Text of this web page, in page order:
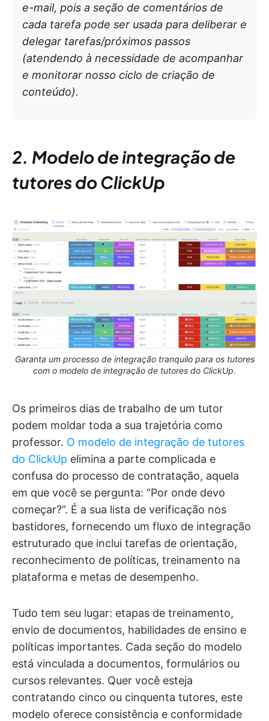
e-mail, pois a seção de comentários de
cada tarefa pode ser usada para deliberar e
delegar tarefas/próximos passos
(atendendo à necessidade de acompanhar
e monitorar nosso ciclo de criação de
conteúdo).
2. Modelo de integração de
tutores do ClickUp
Garanta um processo de integração tranquilo para os tutores
com o modelo de integração de tutores do ClickUp.
Os primeiros dias de trabalho de um tutor
podem moldar toda a sua trajetória como
professor. O modelo de integração de tutores
do ClickUp elimina a parte complicada e
confusa do processo de contratação, aquela
em que você se pergunta: “Por onde devo
começar?”. É a sua lista de verificação nos
bastidores, fornecendo um fluxo de integração
estruturado que inclui tarefas de orientação,
reconhecimento de políticas, treinamento na
plataforma e metas de desempenho.
Tudo tem seu lugar: etapas de treinamento,
envio de documentos, habilidades de ensino e
políticas importantes. Cada seção do modelo
está vinculada a documentos, formulários ou
cursos relevantes. Quer você esteja
contratando cinco ou cinquenta tutores, este
modelo oferece consistência e conformidade